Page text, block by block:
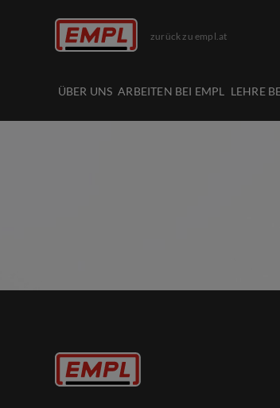
zurück zu empl.at
ÜBER UNS ARBEITEN BEI EMPL LEHRE